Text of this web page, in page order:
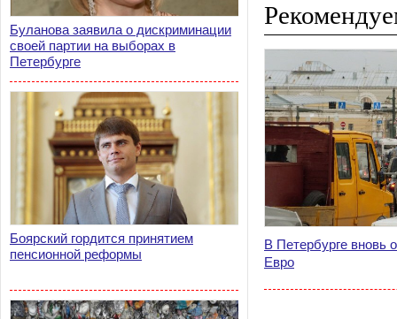
Буланова заявила о дискриминации
своей партии на выборах в
Петербурге
Боярский гордится принятием
пенсионной реформы
В Петербурге вновь
Евро